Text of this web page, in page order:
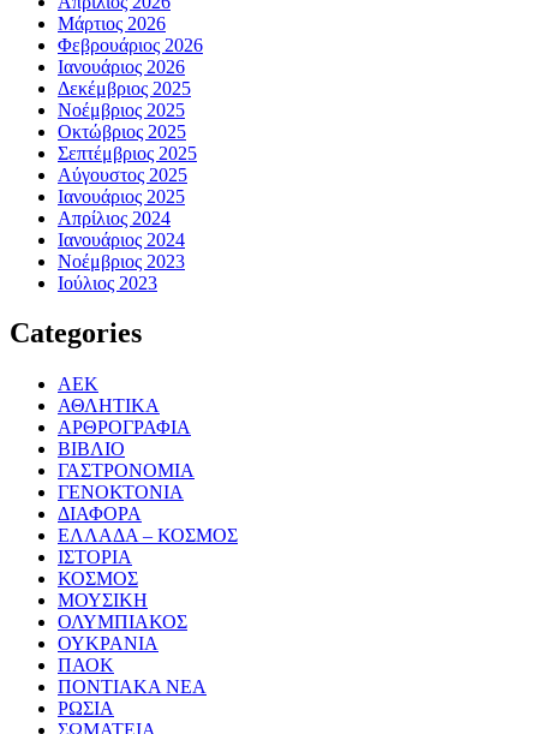
Μάρτιος 2026
Φεβρουάριος 2026
Ιανουάριος 2026
Δεκέμβριος 2025
Νοέμβριος 2025
Οκτώβριος 2025
Σεπτέμβριος 2025
Αύγουστος 2025
Ιανουάριος 2025
Απρίλιος 2024
Ιανουάριος 2024
Νοέμβριος 2023
Ιούλιος 2023
Categories
ΑΕΚ
ΑΘΛΗΤΙΚΑ
ΑΡΘΡΟΓΡΑΦΙΑ
ΒΙΒΛΙΟ
ΓΑΣΤΡΟΝΟΜΙΑ
ΓΕΝΟΚΤΟΝΙΑ
ΔΙΑΦΟΡΑ
ΕΛΛΑΔΑ – ΚΟΣΜΟΣ
ΙΣΤΟΡΙΑ
ΚΟΣΜΟΣ
ΜΟΥΣΙΚΗ
ΟΛΥΜΠΙΑΚΟΣ
ΟΥΚΡΑΝΙΑ
ΠΑΟΚ
ΠΟΝΤΙΑΚΑ ΝΕΑ
ΡΩΣΙΑ